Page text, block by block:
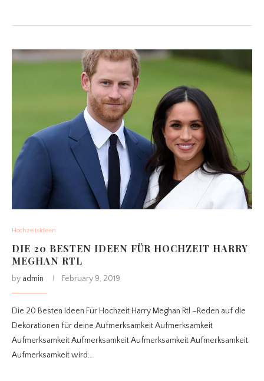
Hochzeitsideen
DIE 20 BESTEN IDEEN FÜR HOCHZEIT HARRY
MEGHAN RTL
by admin February 9, 2019
Die 20 Besten Ideen Für Hochzeit Harry Meghan Rtl –Reden auf die
Dekorationen für deine Aufmerksamkeit Aufmerksamkeit
Aufmerksamkeit Aufmerksamkeit Aufmerksamkeit Aufmerksamkeit
Aufmerksamkeit wird…